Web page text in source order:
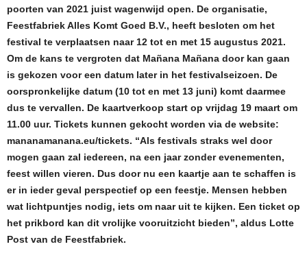
poorten van 2021 juist wagenwijd open. De organisatie,
Feestfabriek Alles Komt Goed B.V., heeft besloten om het
festival te verplaatsen naar 12 tot en met 15 augustus 2021.
Om de kans te vergroten dat Mañana Mañana door kan gaan
is gekozen voor een datum later in het festivalseizoen. De
oorspronkelijke datum (10 tot en met 13 juni) komt daarmee
dus te vervallen. De kaartverkoop start op vrijdag 19 maart om
11.00 uur. Tickets kunnen gekocht worden via de website:
mananamanana.eu/tickets. “Als festivals straks wel door
mogen gaan zal iedereen, na een jaar zonder evenementen,
feest willen vieren. Dus door nu een kaartje aan te schaffen is
er in ieder geval perspectief op een feestje. Mensen hebben
wat lichtpuntjes nodig, iets om naar uit te kijken. Een ticket op
het prikbord kan dit vrolijke vooruitzicht bieden”, aldus Lotte
Post van de Feestfabriek.